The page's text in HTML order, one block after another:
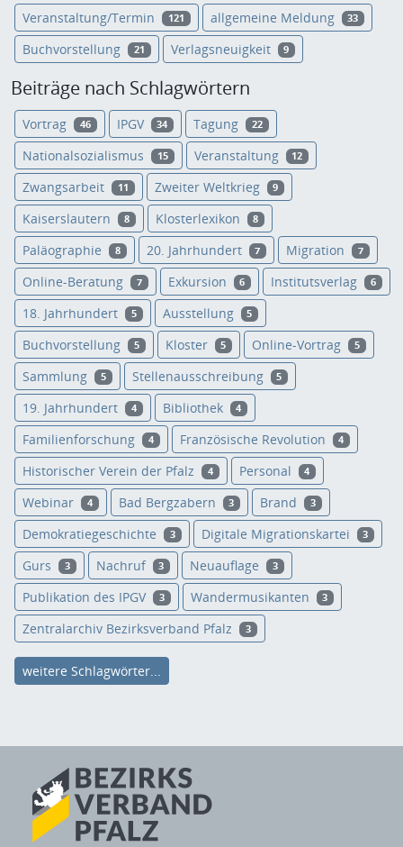
Veranstaltung/Termin 121 allgemeine Meldung 33
Buchvorstellung 21 Verlagsneuigkeit 9
Beiträge nach Schlagwörtern
Vortrag 46 IPGV 34 Tagung 22
Nationalsozialismus 15 Veranstaltung 12
Zwangsarbeit 11 Zweiter Weltkrieg 9
Kaiserslautern 8 Klosterlexikon 8
Paläographie 8 20. Jahrhundert 7 Migration 7
Online-Beratung 7 Exkursion 6 Institutsverlag 6
18. Jahrhundert 5 Ausstellung 5
Buchvorstellung 5 Kloster 5 Online-Vortrag 5
Sammlung 5 Stellenausschreibung 5
19. Jahrhundert 4 Bibliothek 4
Familienforschung 4 Französische Revolution 4
Historischer Verein der Pfalz 4 Personal 4
Webinar 4 Bad Bergzabern 3 Brand 3
Demokratiegeschichte 3 Digitale Migrationskartei 3
Gurs 3 Nachruf 3 Neuauflage 3
Publikation des IPGV 3 Wandermusikanten 3
Zentralarchiv Bezirksverband Pfalz 3
weitere Schlagwörter...